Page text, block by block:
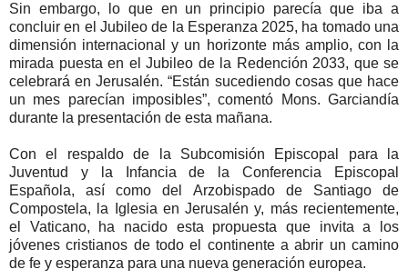
Sin embargo, lo que en un principio parecía que iba a
concluir en el Jubileo de la Esperanza 2025, ha tomado una
dimensión internacional y un horizonte más amplio, con la
mirada puesta en el Jubileo de la Redención 2033, que se
celebrará en Jerusalén. “Están sucediendo cosas que hace
un mes parecían imposibles”, comentó Mons. Garciandía
durante la presentación de esta mañana.
Con el respaldo de la Subcomisión Episcopal para la
Juventud y la Infancia de la Conferencia Episcopal
Española, así como del Arzobispado de Santiago de
Compostela, la Iglesia en Jerusalén y, más recientemente,
el Vaticano, ha nacido esta propuesta que invita a los
jóvenes cristianos de todo el continente a abrir un camino
de fe y esperanza para una nueva generación europea.